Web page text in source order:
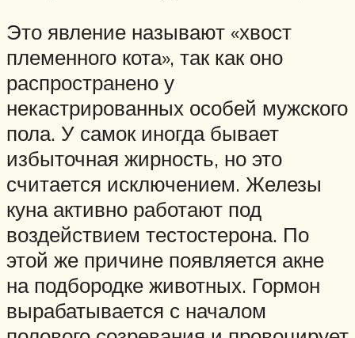
Это явление называют «хвост
племенного кота», так как оно
распространено у
некастрированных особей мужского
пола. У самок иногда бывает
избыточная жирность, но это
считается исключением. Железы
куна активно работают под
воздействием тестостерона. По
этой же причине появляется акне
на подбородке животных. Гормон
вырабатывается с началом